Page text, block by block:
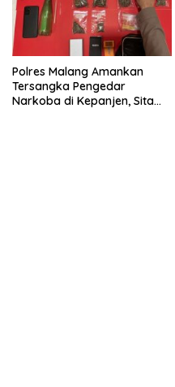
Polres Malang Amankan
Tersangka Pengedar
Narkoba di Kepanjen, Sita